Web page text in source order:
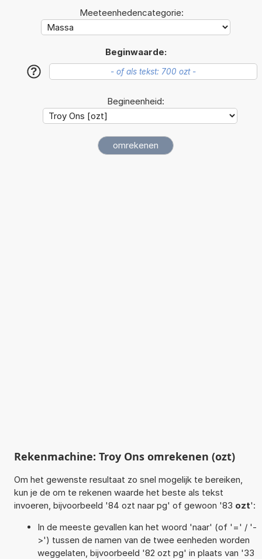
Meeteenhedencategorie:
Beginwaarde:
?
Begineenheid:
Rekenmachine: Troy Ons omrekenen (ozt)
Om het gewenste resultaat zo snel mogelijk te bereiken,
kun je de om te rekenen waarde het beste als tekst
invoeren, bijvoorbeeld '84 ozt naar pg' of gewoon '83 ozt':
In de meeste gevallen kan het woord 'naar' (of '=' / '-
>') tussen de namen van de twee eenheden worden
weggelaten, bijvoorbeeld '82 ozt pg' in plaats van '33